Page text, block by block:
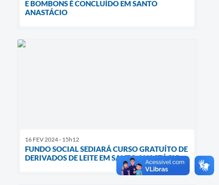
E BOMBONS É CONCLUÍDO EM SANTO
ANASTÁCIO
16 FEV 2024 - 15h12
FUNDO SOCIAL SEDIARÁ CURSO GRATUÍTO DE
DERIVADOS DE LEITE EM SANTO ANASTÁCIO